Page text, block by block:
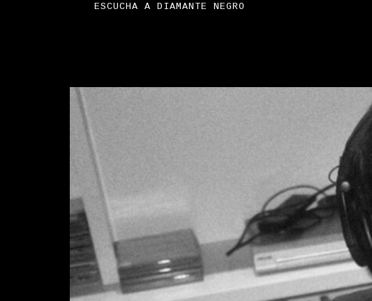
ESCUCHA A DIAMANTE NEGRO